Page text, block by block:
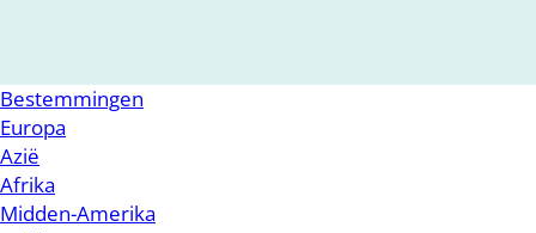
Bestemmingen
Europa
Azië
Afrika
Midden-Amerika